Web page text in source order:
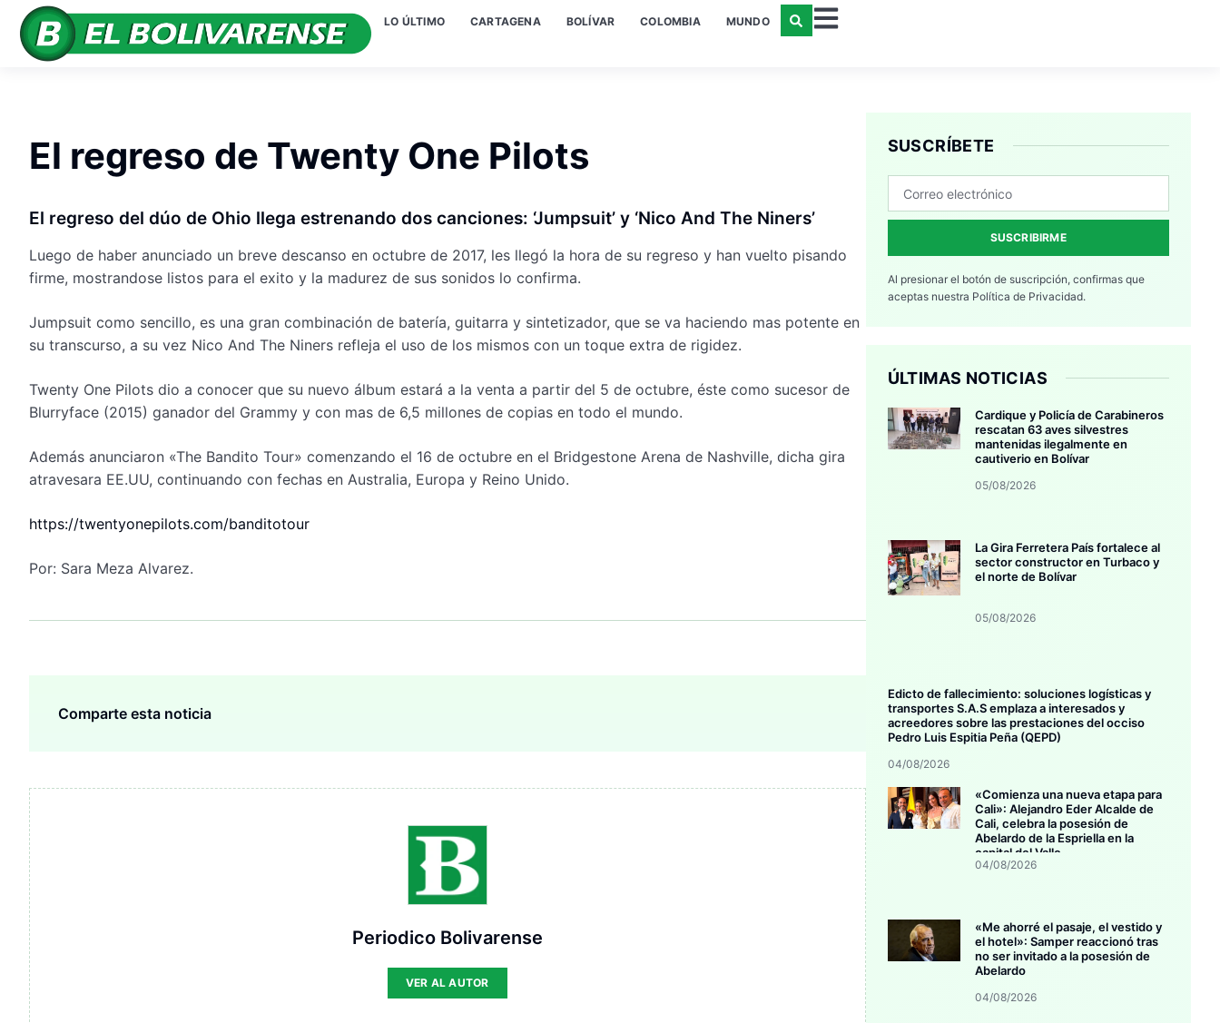
LO ÚLTIMO CARTAGENA BOLÍVAR COLOMBIA MUNDO
El regreso de Twenty One Pilots
El regreso del dúo de Ohio llega estrenando dos canciones: ‘Jumpsuit’ y ‘Nico And The Niners’
Luego de haber anunciado un breve descanso en octubre de 2017, les llegó la hora de su regreso y han vuelto pisando
firme, mostrandose listos para el exito y la madurez de sus sonidos lo confirma.
Jumpsuit como sencillo, es una gran combinación de batería, guitarra y sintetizador, que se va haciendo mas potente en
su transcurso, a su vez Nico And The Niners refleja el uso de los mismos con un toque extra de rigidez.
Twenty One Pilots dio a conocer que su nuevo álbum estará a la venta a partir del 5 de octubre, éste como sucesor de
Blurryface (2015) ganador del Grammy y con mas de 6,5 millones de copias en todo el mundo.
Además anunciaron «The Bandito Tour» comenzando el 16 de octubre en el Bridgestone Arena de Nashville, dicha gira
atravesara EE.UU, continuando con fechas en Australia, Europa y Reino Unido.
https://­twentyonepilots.com/­banditotour
Por: Sara Meza Alvarez.
Comparte esta noticia
Periodico Bolivarense
VER AL AUTOR
SUSCRÍBETE
SUSCRIBIRME
Al presionar el botón de suscripción, confirmas que
aceptas nuestra Política de Privacidad.
ÚLTIMAS NOTICIAS
Cardique y Policía de Carabineros
rescatan 63 aves silvestres
mantenidas ilegalmente en
cautiverio en Bolívar
05/08/2026
La Gira Ferretera País fortalece al
sector constructor en Turbaco y
el norte de Bolívar
05/08/2026
Edicto de fallecimiento: soluciones logísticas y
transportes S.A.S emplaza a interesados y
acreedores sobre las prestaciones del occiso
Pedro Luis Espitia Peña (QEPD)
04/08/2026
«Comienza una nueva etapa para
Cali»: Alejandro Eder Alcalde de
Cali, celebra la posesión de
Abelardo de la Espriella en la
capital del Valle
04/08/2026
«Me ahorré el pasaje, el vestido y
el hotel»: Samper reaccionó tras
no ser invitado a la posesión de
Abelardo
04/08/2026